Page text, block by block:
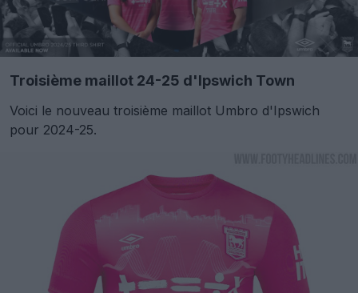
Troisième maillot 24-25 d'Ipswich Town
Voici le nouveau troisième maillot Umbro d'Ipswich
pour 2024-25.